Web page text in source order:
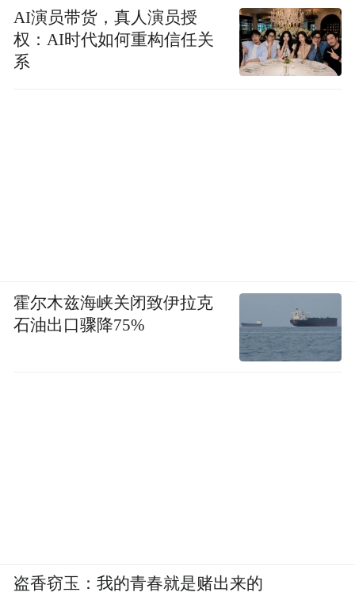
AI演员带货，真人演员授
权：AI时代如何重构信任关
系
霍尔木兹海峡关闭致伊拉克
石油出口骤降75%
盗香窃玉：我的青春就是赌出来的